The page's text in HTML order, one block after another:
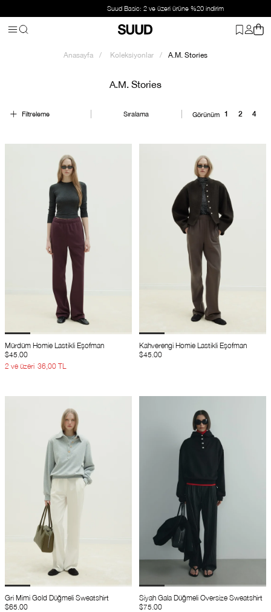
Suud Basic: 2 ve üzeri ürüne %20 indirim
Anasayfa Koleksiyonlar A.M. Stories
A.M. Stories
Filtreleme Sıralama
Mürdüm Homie Lastikli Eşofman
$45.00
2 ve üzeri 36,00 TL
Kahverengi Homie Lastikli Eşofman
$45.00
Gri Mimi Gold Düğmeli Sweatshirt
$65.00
Siyah Gala Düğmeli Oversize Sweatshirt
$75.00